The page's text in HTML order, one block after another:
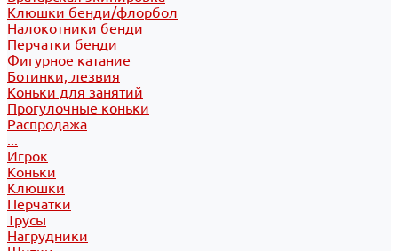
Клюшки бенди/флорбол
Налокотники бенди
Перчатки бенди
Фигурное катание
Ботинки, лезвия
Коньки для занятий
Прогулочные коньки
Распродажа
...
Игрок
Коньки
Клюшки
Перчатки
Трусы
Нагрудники